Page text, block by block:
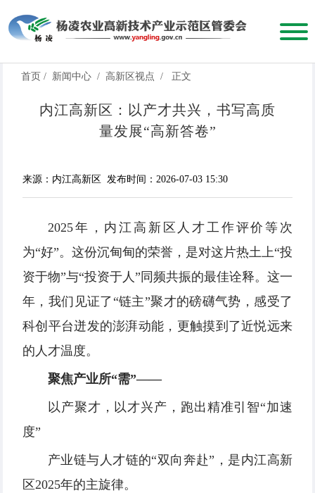
首页 / 新闻中心 / 高新区视点 / 正文
内江高新区：以产才共兴，书写高质
量发展“高新答卷”
来源：内江高新区 发布时间：2026-07-03 15:30
2025年，内江高新区人才工作评价等次
为“好”。这份沉甸甸的荣誉，是对这片热土上“投
资于物”与“投资于人”同频共振的最佳诠释。这一
年，我们见证了“链主”聚才的磅礴气势，感受了
科创平台迸发的澎湃动能，更触摸到了近悦远来
的人才温度。
聚焦产业所“需”——
以产聚才，以才兴产，跑出精准引智“加速
度”
产业链与人才链的“双向奔赴”，是内江高新
区2025年的主旋律。